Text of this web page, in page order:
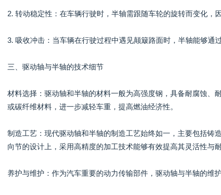
2. 转动稳定性：在车辆行驶时，半轴需跟随车轮的旋转而变化，
3. 吸收冲击：当车辆在行驶过程中遇见颠簸路面时，半轴能够通
三、驱动轴与半轴的技术细节
材料选择：驱动轴和半轴的材料一般为高强度钢，具备耐腐蚀、
或碳纤维材料，进一步减轻车重，提高燃油经济性。
制造工艺：现代驱动轴和半轴的制造工艺始终如一，主要包括铸
向节的设计上，采用高精度的加工技术能够有效提高其灵活性与
养护与维护：作为汽车重要的动力传输部件，驱动轴与半轴的